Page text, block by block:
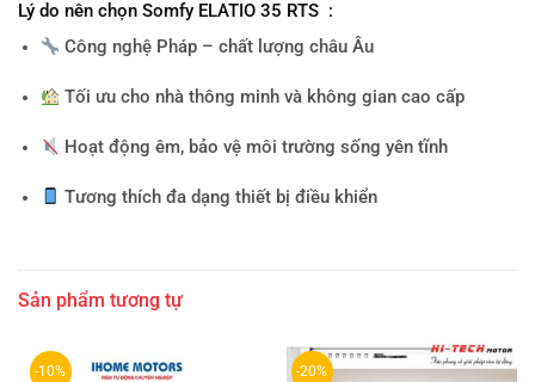
Lý do nên chọn Somfy ELATIO 35 RTS :
Công nghệ Pháp – chất lượng châu Âu
Tối ưu cho nhà thông minh và không gian cao cấp
Hoạt động êm, bảo vệ môi trường sống yên tĩnh
Tương thích đa dạng thiết bị điều khiển
Sản phẩm tương tự
-10% -20%